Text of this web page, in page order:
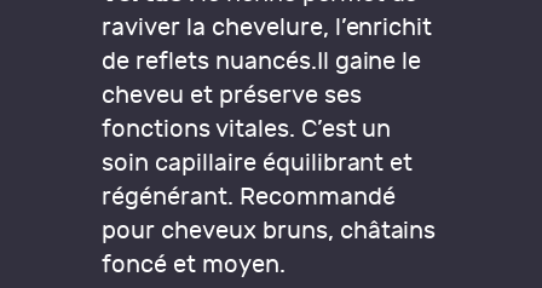
raviver la chevelure, l’enrichit
de reflets nuancés.Il gaine le
cheveu et préserve ses
fonctions vitales. C’est un
soin capillaire équilibrant et
régénérant. Recommandé
pour cheveux bruns, châtains
foncé et moyen.